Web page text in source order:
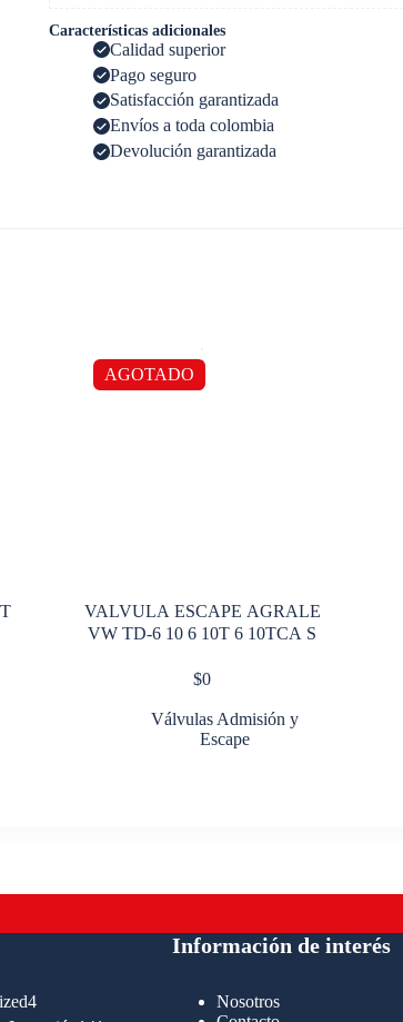
Características adicionales
Calidad superior
Pago seguro
Satisfacción garantizada
Envíos a toda colombia
Devolución garantizada
AGOTADO
VALVULA ESCAPE AGRALE
VW TD-6 10 6 10T 6 10TCA S
$0
Válvulas Admisión y
Escape
44
Información de interés
Nosotros